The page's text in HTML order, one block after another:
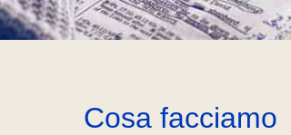
Cosa facciamo